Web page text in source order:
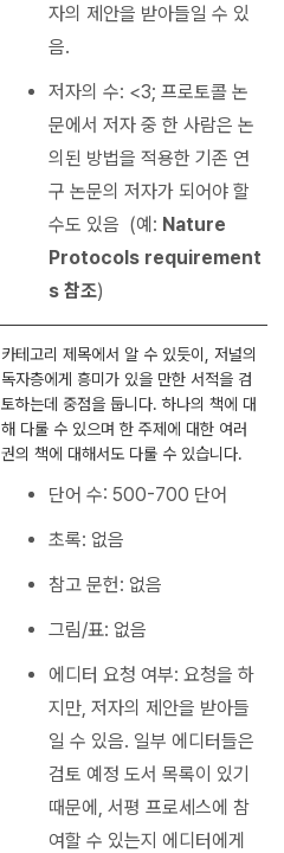
자의 제안을 받아들일 수 있
음.
저자의 수: <3; 프로토콜 논
문에서 저자 중 한 사람은 논
의된 방법을 적용한 기존 연
구 논문의 저자가 되어야 할
수도 있음 (예: Nature
Protocols requirement
s 참조)
카테고리 제목에서 알 수 있듯이, 저널의
독자층에게 흥미가 있을 만한 서적을 검
토하는데 중점을 둡니다. 하나의 책에 대
해 다룰 수 있으며 한 주제에 대한 여러
권의 책에 대해서도 다룰 수 있습니다.
단어 수: 500-700 단어
초록: 없음
참고 문헌: 없음
그림/표: 없음
에디터 요청 여부: 요청을 하
지만, 저자의 제안을 받아들
일 수 있음. 일부 에디터들은
검토 예정 도서 목록이 있기
때문에, 서평 프로세스에 참
여할 수 있는지 에디터에게